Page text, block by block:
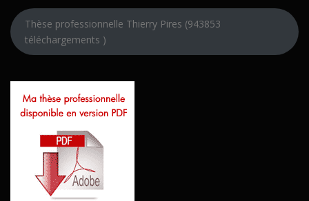
Thèse professionnelle Thierry Pires (943853
téléchargements )